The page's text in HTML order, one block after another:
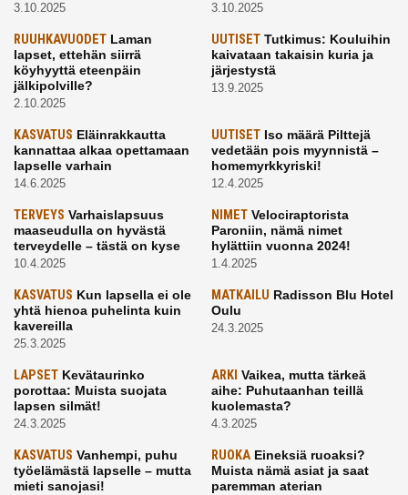
3.10.2025 3.10.2025
RUUHKAVUODET Laman
lapset, ettehän siirrä
köyhyyttä eteenpäin
jälkipolville?
2.10.2025
UUTISETTutkimus: Kouluihin
kaivataan takaisin kuria ja
järjestystä
13.9.2025
KASVATUS Eläinrakkautta
kannattaa alkaa opettamaan
lapselle varhain
14.6.2025
UUTISETIso määrä Pilttejä
vedetään pois myynnistä –
homemyrkkyriski!
12.4.2025
TERVEYS Varhaislapsuus
maaseudulla on hyvästä
terveydelle – tästä on kyse
10.4.2025
NIMETVelociraptorista
Paroniin, nämä nimet
hylättiin vuonna 2024!
1.4.2025
KASVATUS Kun lapsella ei ole
yhtä hienoa puhelinta kuin
kavereilla
25.3.2025
MATKAILU Radisson Blu Hotel
Oulu
24.3.2025
LAPSET Kevätaurinko
porottaa: Muista suojata
lapsen silmät!
24.3.2025
ARKI Vaikea, mutta tärkeä
aihe: Puhutaanhan teillä
kuolemasta?
4.3.2025
KASVATUS Vanhempi, puhu
työelämästä lapselle – mutta
mieti sanojasi!
RUOKAEineksiä ruoaksi?
Muista nämä asiat ja saat
paremman aterian